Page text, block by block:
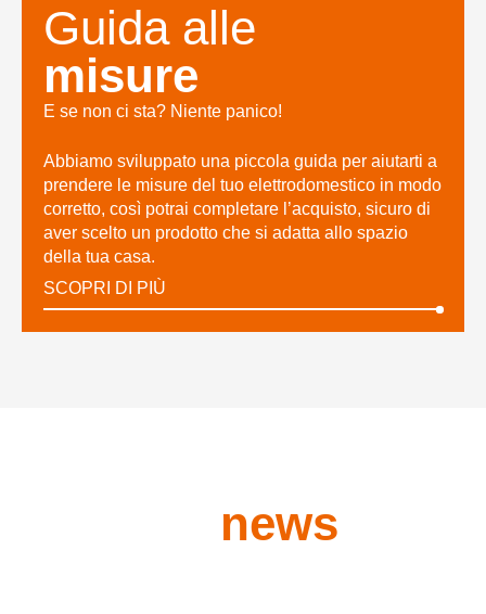
Guida alle
misure
E se non ci sta? Niente panico!
Abbiamo sviluppato una piccola guida per aiutarti a
prendere le misure del tuo elettrodomestico in modo
corretto, così potrai completare l’acquisto, sicuro di
aver scelto un prodotto che si adatta allo spazio
della tua casa.
SCOPRI DI PIÙ
news